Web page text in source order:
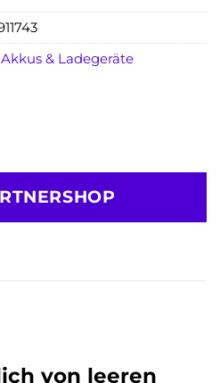
& Ladegeräte
von leeren